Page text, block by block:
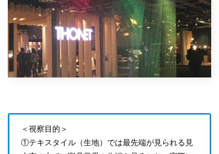
＜視察目的＞
①テキスタイル（生地）では最先端が見られる見